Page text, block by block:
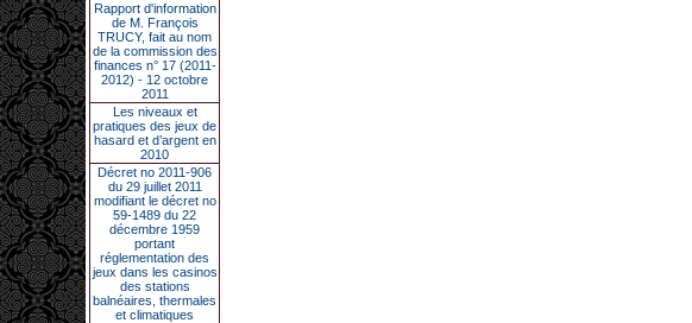
Rapport d'information
de M. François
TRUCY, fait au nom
de la commission des
finances n° 17 (2011-
2012) - 12 octobre
2011
Les niveaux et
pratiques des jeux de
hasard et d’argent en
2010
Décret no 2011-906
du 29 juillet 2011
modifiant le décret no
59-1489 du 22
décembre 1959
portant
réglementation des
jeux dans les casinos
des stations
balnéaires, thermales
et climatiques